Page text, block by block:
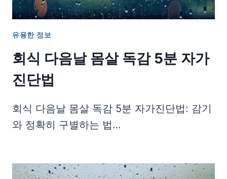
유용한 정보
회식 다음날 몸살 독감 5분 자가
진단법
회식 다음날 몸살 독감 5분 자가진단법: 감기
와 정확히 구별하는 법…